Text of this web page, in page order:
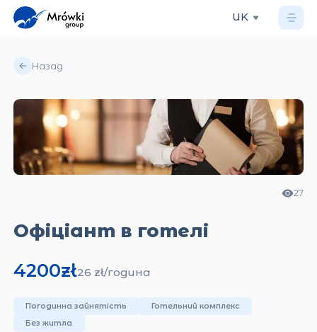
UK
Назад
27
Офіціант в готелі
4200zł26 zł/година
Погодинна зайнятість
Готельний комплекс
Без житла